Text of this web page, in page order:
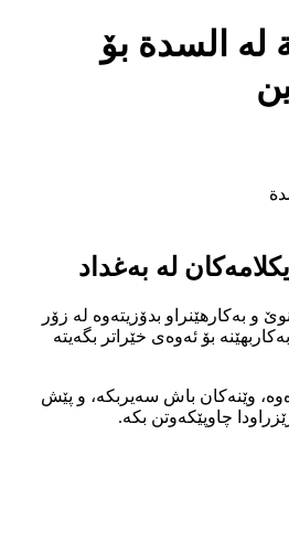
لە السدة بۆ
لە بەغداد
و بەکارهێنراو بدۆزیتەوە لە زۆر
بۆ ئەوەی خێراتر بگەیتە
وێنەکان باش سەیربکە، و پێش
چاوپێکەوتن بکە.